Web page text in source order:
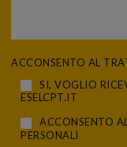
ACCONSENTO AL
SI, VOGLIO
ESELCPT.IT
ACCONSENTO
PERSONALI